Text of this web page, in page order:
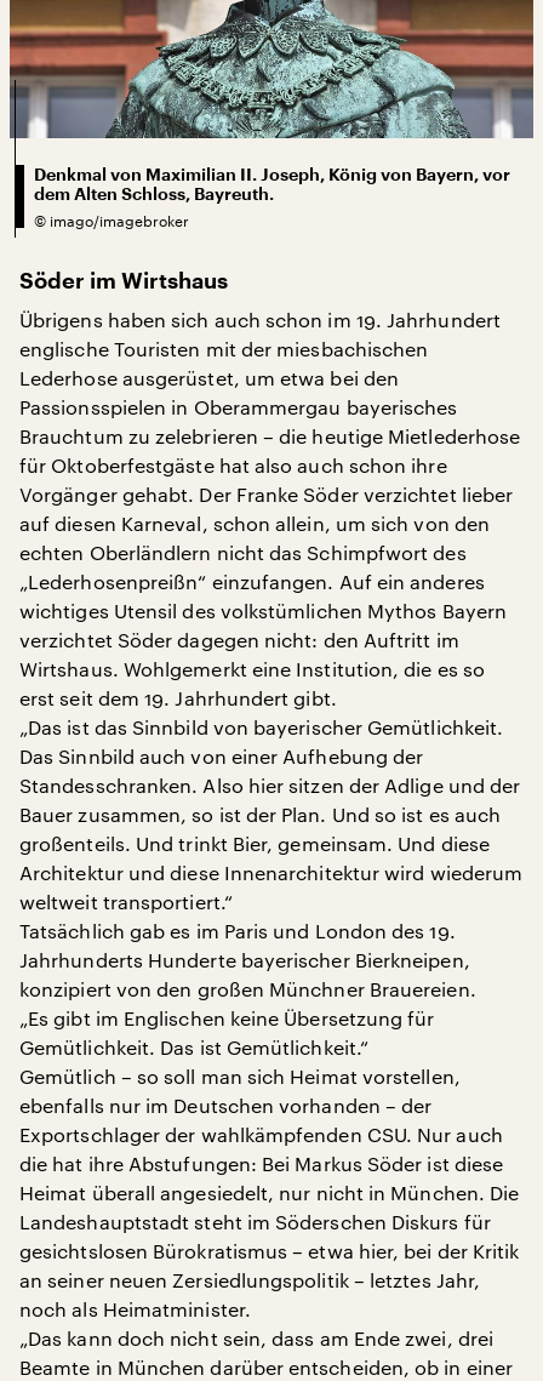
Denkmal von Maximilian II. Joseph, König von Bayern, vor
dem Alten Schloss, Bayreuth.
© imago/imagebroker
Söder im Wirtshaus
Übrigens haben sich auch schon im 19. Jahrhundert
englische Touristen mit der miesbachischen
Lederhose ausgerüstet, um etwa bei den
Passionsspielen in Oberammergau bayerisches
Brauchtum zu zelebrieren – die heutige Mietlederhose
für Oktoberfestgäste hat also auch schon ihre
Vorgänger gehabt. Der Franke Söder verzichtet lieber
auf diesen Karneval, schon allein, um sich von den
echten Oberländlern nicht das Schimpfwort des
„Lederhosenpreißn“ einzufangen. Auf ein anderes
wichtiges Utensil des volkstümlichen Mythos Bayern
verzichtet Söder dagegen nicht: den Auftritt im
Wirtshaus. Wohlgemerkt eine Institution, die es so
erst seit dem 19. Jahrhundert gibt.
„Das ist das Sinnbild von bayerischer Gemütlichkeit.
Das Sinnbild auch von einer Aufhebung der
Standesschranken. Also hier sitzen der Adlige und der
Bauer zusammen, so ist der Plan. Und so ist es auch
großenteils. Und trinkt Bier, gemeinsam. Und diese
Architektur und diese Innenarchitektur wird wiederum
weltweit transportiert.“
Tatsächlich gab es im Paris und London des 19.
Jahrhunderts Hunderte bayerischer Bierkneipen,
konzipiert von den großen Münchner Brauereien.
„Es gibt im Englischen keine Übersetzung für
Gemütlichkeit. Das ist Gemütlichkeit.“
Gemütlich – so soll man sich Heimat vorstellen,
ebenfalls nur im Deutschen vorhanden – der
Exportschlager der wahlkämpfenden CSU. Nur auch
die hat ihre Abstufungen: Bei Markus Söder ist diese
Heimat überall angesiedelt, nur nicht in München. Die
Landeshauptstadt steht im Söderschen Diskurs für
gesichtslosen Bürokratismus – etwa hier, bei der Kritik
an seiner neuen Zersiedlungspolitik – letztes Jahr,
noch als Heimatminister.
„Das kann doch nicht sein, dass am Ende zwei, drei
Beamte in München darüber entscheiden, ob in einer